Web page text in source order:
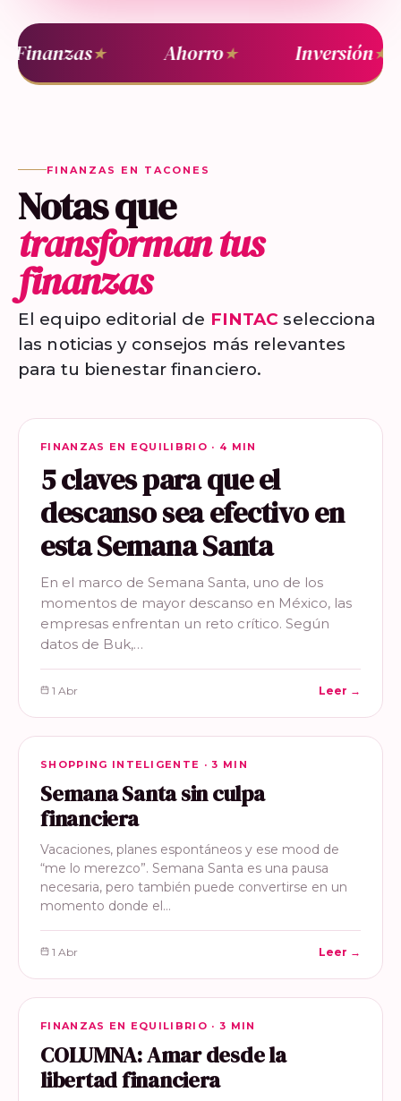
Finanzas★ Ahorro★ Inversión★
FINANZAS EN TACONES
Notas que
transforman tus
finanzas
El equipo editorial de FINTAC selecciona
las noticias y consejos más relevantes
para tu bienestar financiero.
FINANZAS EN EQUILIBRIO
FINANZAS EN EQUILIBRIO · 4 MIN
5 claves para que el
descanso sea efectivo en
esta Semana Santa
En el marco de Semana Santa, uno de los
momentos de mayor descanso en México, las
empresas enfrentan un reto crítico. Según
datos de Buk,…
1 Abr Leer →
SHOPPING INTELIGENTE
SHOPPING INTELIGENTE · 3 MIN
Semana Santa sin culpa
financiera
Vacaciones, planes espontáneos y ese mood de
“me lo merezco”. Semana Santa es una pausa
necesaria, pero también puede convertirse en un
momento donde el…
1 Abr Leer →
FINANZAS EN EQUILIBRIO
FINANZAS EN EQUILIBRIO · 3 MIN
COLUMNA: Amar desde la
libertad financiera